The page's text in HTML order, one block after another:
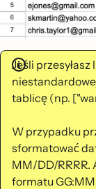
Jeśli
tablicę (np.
W przypadku
sformatować
MM/DD/RRRR.
formatu